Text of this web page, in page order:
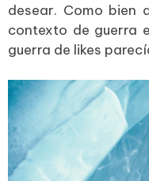
desear. Como bien
contexto de guerra
guerra de likes